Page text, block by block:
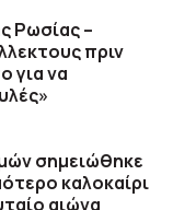
Ρωσίας –
πριν
για να
σημειώθηκε
καλοκαίρι
αιώνα